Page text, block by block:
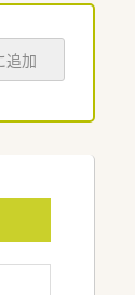
追加